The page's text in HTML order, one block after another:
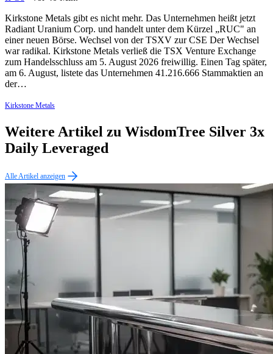
Kirkstone Metals gibt es nicht mehr. Das Unternehmen heißt jetzt
Radiant Uranium Corp. und handelt unter dem Kürzel „RUC" an
einer neuen Börse. Wechsel von der TSXV zur CSE Der Wechsel
war radikal. Kirkstone Metals verließ die TSX Venture Exchange
zum Handelsschluss am 5. August 2026 freiwillig. Einen Tag später,
am 6. August, listete das Unternehmen 41.216.666 Stammaktien an
der…
Kirkstone Metals
Weitere Artikel zu WisdomTree Silver 3x
Daily Leveraged
Alle Artikel anzeigen